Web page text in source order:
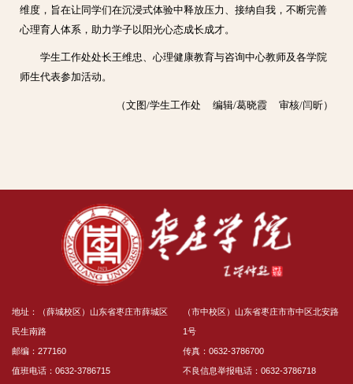
维度，旨在让同学们在沉浸式体验中释放压力、接纳自我，不断完善
心理育人体系，助力学子以阳光心态成长成才。
学生工作处处长王维忠、心理健康教育与咨询中心教师及各学院
师生代表参加活动。
（文图/学生工作处 编辑/葛晓霞 审核/闫昕）
地址：（薛城校区）山东省枣庄市薛城区
民生南路
邮编：277160
值班电话：0632-3786715
（市中校区）山东省枣庄市市中区北安路
1号
传真：0632-3786700
不良信息举报电话：0632-3786718